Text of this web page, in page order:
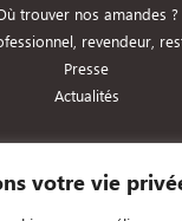
votre vie
trouver nos amandes ?
revendeur,
Presse
Actualités
paiements et
Mentions légales